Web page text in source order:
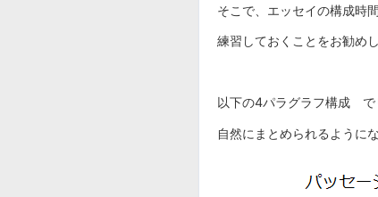
そこで、エッセイの構成時
練習しておくことをお勧め
以下の4パラグラフ構成 で
自然にまとめられるように